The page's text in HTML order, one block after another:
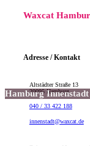
Hamburg Innenstadt
Waxcat
Adresse / Kontakt
Altstädter Straße 13
20095 Hamburg
040 / 33 422 188
innenstadt@waxcat.de